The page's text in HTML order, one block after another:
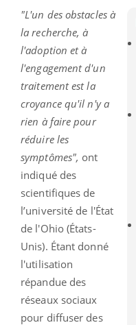
"L'un des obstacles à
la recherche, à
l'adoption et à
l'engagement d'un
traitement est la
croyance qu'il n'y a
rien à faire pour
réduire les
symptômes", ont
indiqué des
scientifiques de
l’université de l'État
de l'Ohio (États-
Unis). Étant donné
l'utilisation
répandue des
réseaux sociaux
pour diffuser des